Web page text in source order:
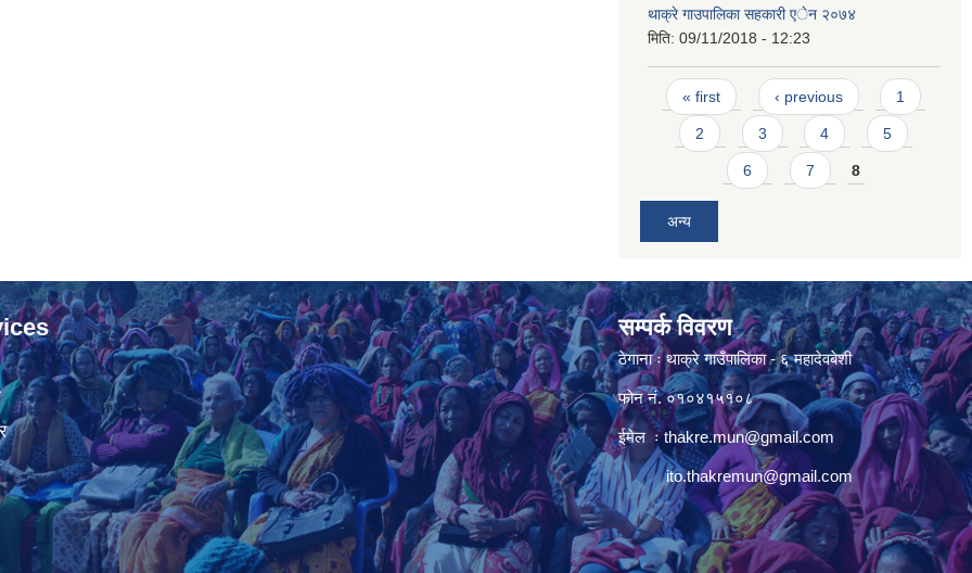
थाक्रे गाउपालिका सहकारी एेन २०७४
मिति: 09/11/2018 - 12:23
Pages
« first ‹ previous 1
2 3 4 5
6 7 8
अन्य
सम्पर्क विवरण
ठेगाना ः थाक्रे गाउँपालिका - ६ महादेवबेशी
फोन नं. ०१०४१५१०८
ईमेल ःthakre.mun@gmail.com
ito.thakremun@gmail.com